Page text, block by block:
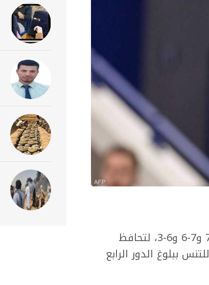
تفوقت أنس جابر المريضة على التشيكية ماري بوزكوفا 5-7 و7-6 و6-3، لتحافظ
ببلوغ الدور الرابع